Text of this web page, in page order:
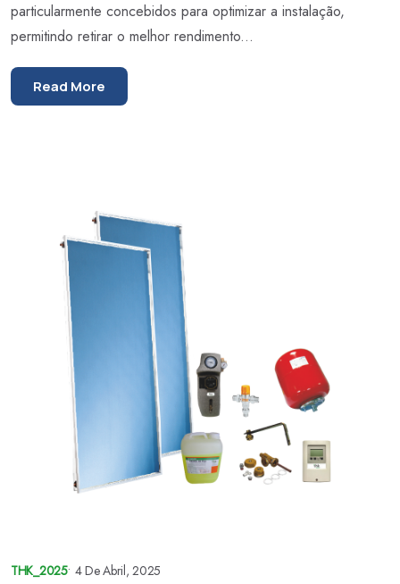
particularmente concebidos para optimizar a instalação,
permitindo retirar o melhor rendimento...
Read More
THK_2025• 4 De Abril, 2025